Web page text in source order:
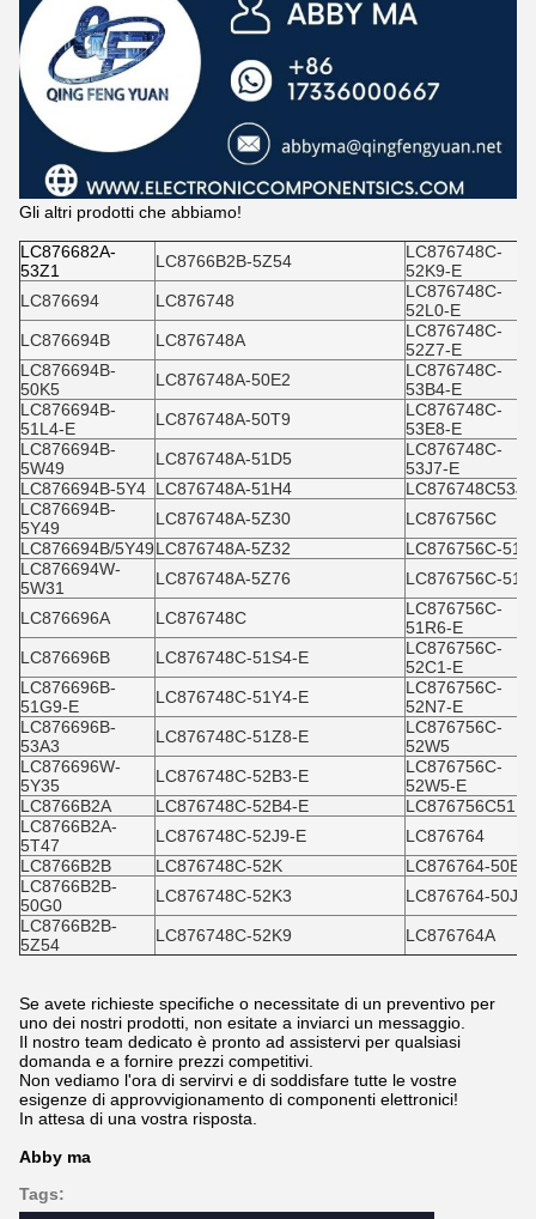
Gli altri prodotti che abbiamo!
LC876682A-
53Z1
LC8766B2B-5Z54
LC876748C-
52K9-E
LC876694
LC876748
LC876748C-
52L0-E
LC876694B
LC876748A
LC876748C-
52Z7-E
LC876694B-
50K5
LC876748A-50E2
LC876748C-
53B4-E
LC876694B-
51L4-E
LC876748A-50T9
LC876748C-
53E8-E
LC876694B-
5W49
LC876748A-51D5
LC876748C-
53J7-E
LC876694B-5Y4 LC876748A-51H4
LC876694B-
5Y49
LC876748A-5Z30
LC876756C
LC876694B/5Y49LC876748A-5Z32
LC876756C-
LC876694W-
5W31
LC876748A-5Z76 LC876756C-
LC876696A LC876748C
LC876756C-
51R6-E
LC876696B
LC876748C-51S4-E
LC876756C-
52C1-E
LC876696B-
51G9-E
LC876748C-51Y4-E
LC876756C-
52N7-E
LC876696B-
53A3
LC876748C-51Z8-E
LC876756C-
52W5
LC876696W-
5Y35
LC876748C-52B3-E
LC876756C-
52W5-E
LC8766B2A
LC876748C-52B4-E
LC876756C51R6
LC8766B2A-
5T47
LC876748C-52J9-E
LC876764
LC8766B2B
LC876748C-52K
LC876764-50E9
LC8766B2B-
50G0
LC876748C-52K3
LC876764-50J8
LC8766B2B-
5Z54
LC876748C-52K9 LC876764A
Se avete richieste specifiche o necessitate di un preventivo per
uno dei nostri prodotti, non esitate a inviarci un messaggio.
Il nostro team dedicato è pronto ad assistervi per qualsiasi
domanda e a fornire prezzi competitivi.
Non vediamo l'ora di servirvi e di soddisfare tutte le vostre
esigenze di approvvigionamento di componenti elettronici!
In attesa di una vostra risposta.
Abby ma
Tags: